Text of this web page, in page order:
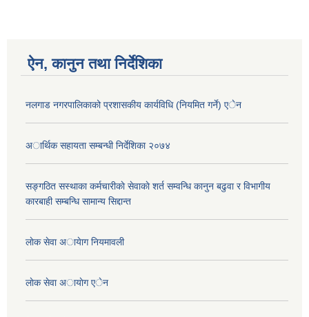
ऐन, कानुन तथा निर्देशिका
नलगाड नगरपालिकाको प्रशासकीय कार्यविधि (नियमित गर्ने) एेन
अार्थिक सहायता सम्बन्धी निर्देशिका २०७४
सङ्गठित सस्थाका कर्मचारीकाे सेवाकाे शर्त सम्वन्धि कानुन बढुवा र विभागीय
कारबाही सम्बन्धि सामान्य सिद्दान्त
लाेक सेवा अायेाग नियमावली
लाेक सेवा अायाेग एेन